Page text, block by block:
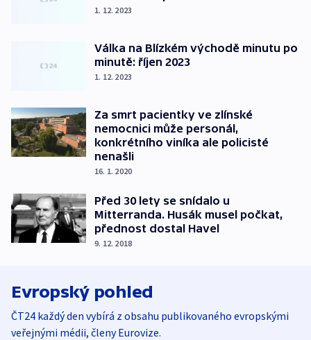
1. 12. 2023
Válka na Blízkém východě minutu po
minutě: říjen 2023
1. 12. 2023
Za smrt pacientky ve zlínské
nemocnici může personál,
konkrétního viníka ale policisté
nenašli
16. 1. 2020
Před 30 lety se snídalo u
Mitterranda. Husák musel počkat,
přednost dostal Havel
9. 12. 2018
Evropský pohled
ČT24 každý den vybírá z obsahu publikovaného evropskými
veřejnými médii, členy Eurovize.